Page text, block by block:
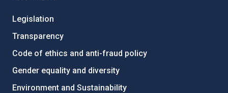
Legislation
Transparency
Code of ethics and anti-fraud policy
Gender equality and diversity
Environment and Sustainability